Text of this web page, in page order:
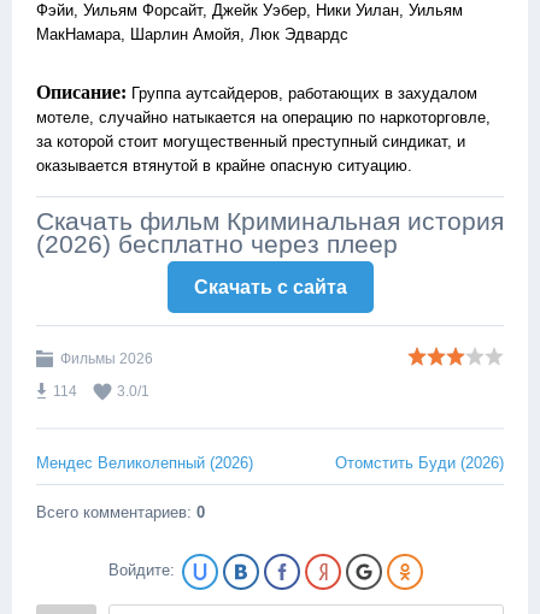
Фэйи, Уильям Форсайт, Джейк Уэбер, Ники Уилан, Уильям
МакНамара, Шарлин Амойя, Люк Эдвардс
Описание: Группа аутсайдеров, работающих в захудалом
мотеле, случайно натыкается на операцию по наркоторговле,
за которой стоит могущественный преступный синдикат, и
оказывается втянутой в крайне опасную ситуацию.
Скачать фильм Криминальная история
(2026) бесплатно через плеер
Скачать c сайта
Фильмы 2026
114
3.0/1
Мендес Великолепный (2026) Отомстить Буди (2026)
Всего комментариев: 0
Войдите: